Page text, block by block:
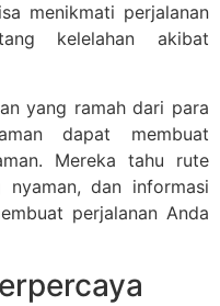
menikmati perjalanan
kelelahan akibat
yang ramah dari para
dapat membuat
Mereka tahu rute
dan informasi
perjalanan Anda